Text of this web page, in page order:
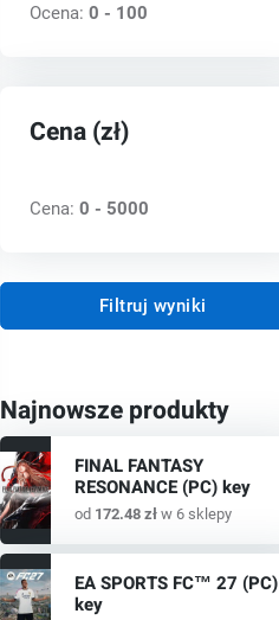
Ocena:0 - 100
Cena (zł)
Cena:0 - 5000
Filtruj wyniki
Najnowsze produkty
FINAL FANTASY
RESONANCE (PC) key
od 172.48 złw 6 sklepy
EA SPORTS FC™ 27 (PC)
key